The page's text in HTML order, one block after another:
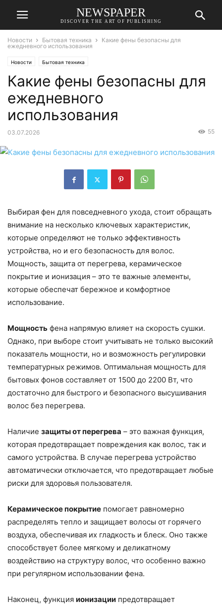
NEWSPAPER
DISCOVER THE ART OF PUBLISHING
Новости Бытовая техника
Какие фены безопасны для
ежедневного использования
Новости Бытовая техника
Какие фены безопасны для
ежедневного
использования
03.07.2026 55
Выбирая фен для повседневного ухода, стоит обращать
внимание на несколько ключевых характеристик,
которые определяют не только эффективность
устройства, но и его безопасность для волос.
Мощность, защита от перегрева, керамическое
покрытие и ионизация – это те важные элементы,
которые обеспечат бережное и комфортное
использование.
Мощность фена напрямую влияет на скорость сушки.
Однако, при выборе стоит учитывать не только высокий
показатель мощности, но и возможность регулировки
температурных режимов. Оптимальная мощность для
бытовых фонов составляет от 1500 до 2200 Вт, что
достаточно для быстрого и безопасного высушивания
волос без перегрева.
Наличие защиты от перегрева – это важная функция,
которая предотвращает повреждения как волос, так и
самого устройства. В случае перегрева устройство
автоматически отключается, что предотвращает любые
риски для здоровья пользователя.
Керамическое покрытие помогает равномерно
распределять тепло и защищает волосы от горячего
воздуха, обеспечивая их гладкость и блеск. Оно также
способствует более мягкому и деликатному
воздействию на структуру волос, что особенно важно
при регулярном использовании фена.
Наконец, функция ионизации предотвращает